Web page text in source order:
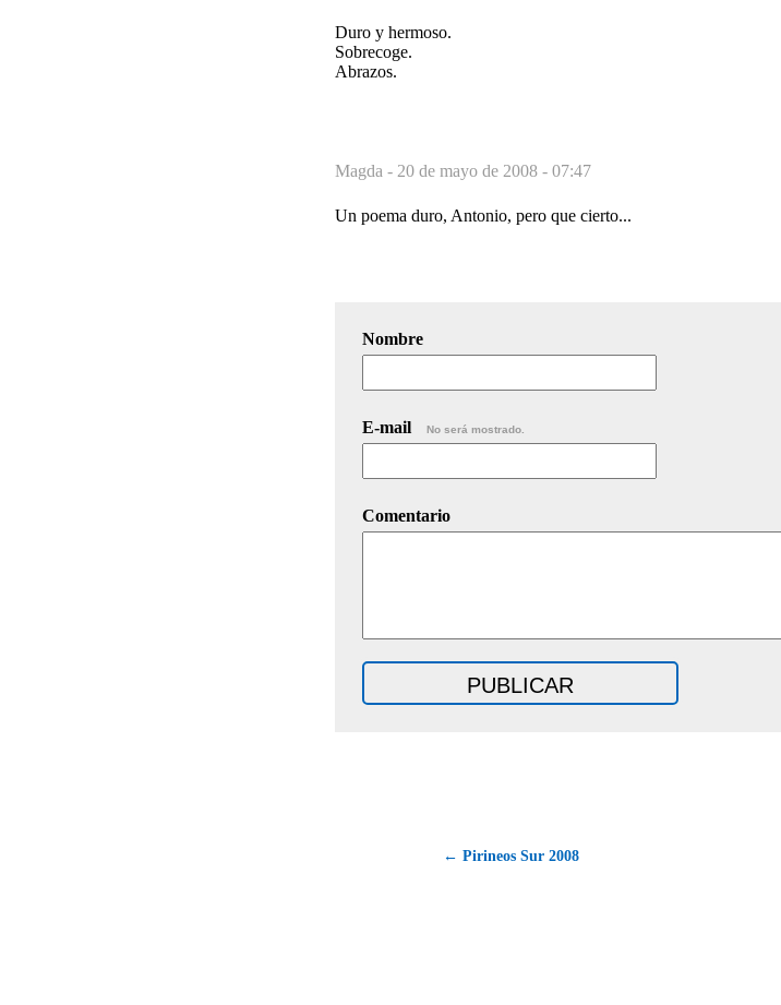
Duro y hermoso.
Sobrecoge.
Abrazos.
Magda - 20 de mayo de 2008 - 07:47
Un poema duro, Antonio, pero que cierto...
Nombre
E-mail No será mostrado.
Comentario
← Pirineos Sur 2008